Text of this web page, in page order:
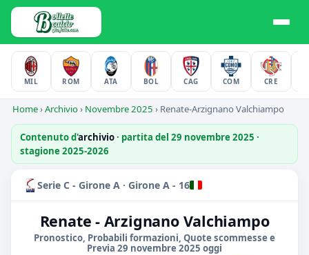
MIL ROM ATA BOL CAG COM CRE
Home›Archivio› Novembre 2025 › Renate-Arzignano Valchiampo
Contenuto d'archivio· partita del 29 novembre 2025 ·
stagione 2025-2026
Serie C - Girone A · Girone A - 16
Renate - Arzignano Valchiampo
Pronostico, Probabili formazioni, Quote scommesse e
Previa 29 novembre 2025 oggi